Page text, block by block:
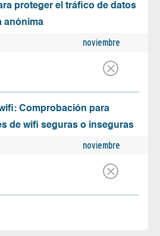
proteger el tráfico de datos
anónima
noviembre
Comprobación para
de wifi seguras o inseguras
noviembre